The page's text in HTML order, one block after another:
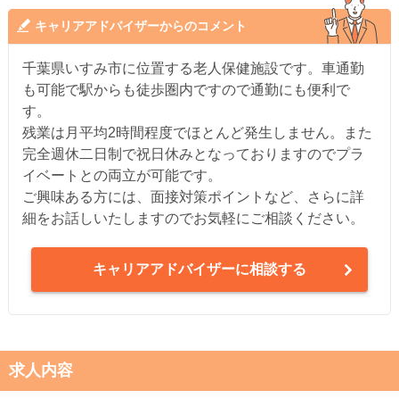
キャリアアドバイザーからのコメント
千葉県いすみ市に位置する老人保健施設です。車通勤
も可能で駅からも徒歩圏内ですので通勤にも便利で
す。
残業は月平均2時間程度でほとんど発生しません。また
完全週休二日制で祝日休みとなっておりますのでプラ
イベートとの両立が可能です。
ご興味ある方には、面接対策ポイントなど、さらに詳
細をお話しいたしますのでお気軽にご相談ください。
キャリアアドバイザーに相談する
求人内容